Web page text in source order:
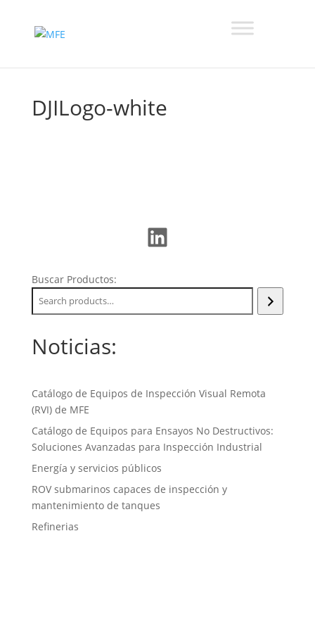
DJILogo-white
LinkedIn
Buscar Productos:
Noticias:
Catálogo de Equipos de Inspección Visual Remota
(RVI) de MFE
Catálogo de Equipos para Ensayos No Destructivos:
Soluciones Avanzadas para Inspección Industrial
Energía y servicios públicos
ROV submarinos capaces de inspección y
mantenimiento de tanques
Refinerias